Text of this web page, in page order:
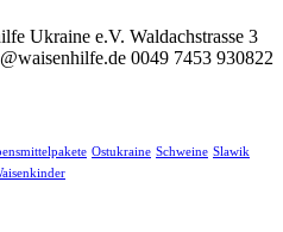
Ukraine e.V. Waldachstrasse 3
0049 7453 930822
Ostukraine Schweine Slawik